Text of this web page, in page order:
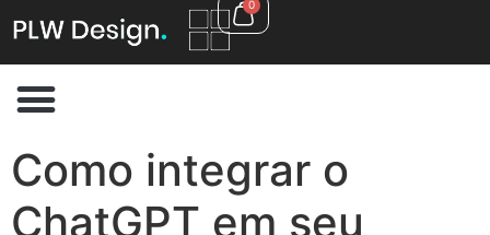
0
Como integrar o
ChatGPT em seu